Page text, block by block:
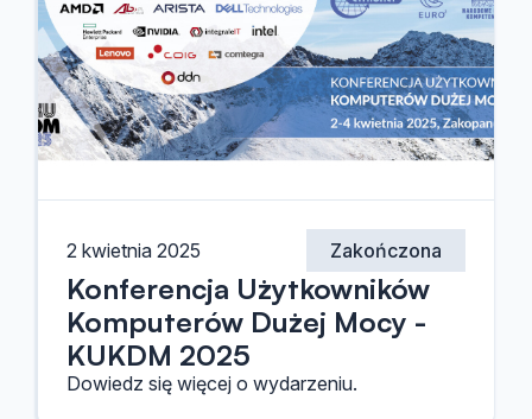
Zakończona
2 kwietnia 2025
Konferencja Użytkowników
Komputerów Dużej Mocy -
KUKDM 2025
Dowiedz się więcej o wydarzeniu.